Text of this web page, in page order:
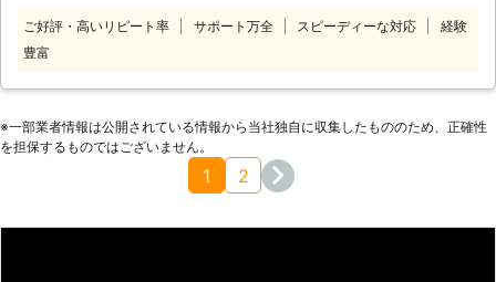
つけている場所に本物の防犯カメラと
親切・丁寧にお客様の防犯上のお悩み
いたします。画素数の高いものから幅
広く取り扱っておりますので、お任せ
ご好評・高いリピート率 サポート万全 スピーディーな対応
経験
豊富
※⼀部業者情報は公開されている情報から当社独⾃に収集したもののため、正確性
を担保するものではございません。
1 2